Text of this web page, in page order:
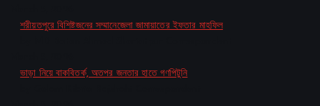
শরীয়তপুরে বিশিষ্টজনের সম্মানেজেলা জামায়াতের ইফতার মাহফিল
ভাড়া নিয়ে বাকবিতর্ক, অতপর জনতার হাতে গণপিটুনি